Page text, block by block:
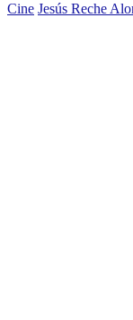
Cine Jesús Reche